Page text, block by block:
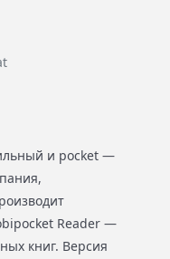
и pocket —
Reader —
книг. Версия